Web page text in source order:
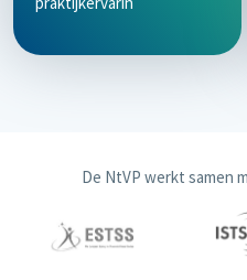
De NtVP werkt samen